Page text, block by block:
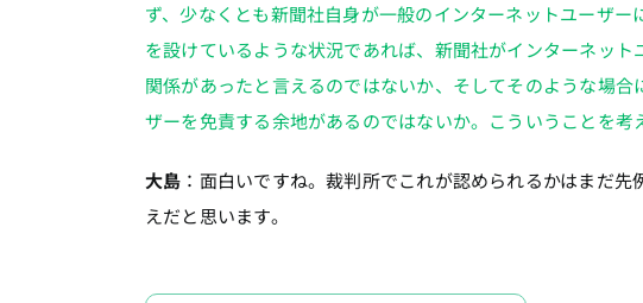
ず、少なくとも新聞社自身が一般のインターネットユーザ
を設けているような状況であれば、新聞社がインターネッ
関係があったと言えるのではないか、そしてそのような場
ザーを免責する余地があるのではないか。こういうことを考
大島 ：面白いですね。裁判所でこれが認められるかはまだ
えだと思います。